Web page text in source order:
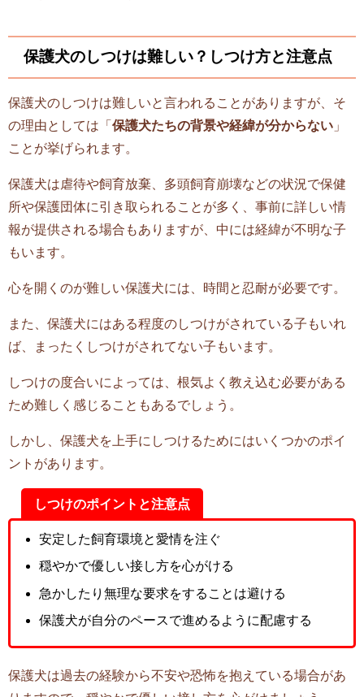
保護犬のしつけは難しい？しつけ方と注意点
保護犬のしつけは難しいと言われることがありますが、そ
の理由としては「 保護犬たちの背景や経緯が分からない 」
ことが挙げられます。
保護犬は虐待や飼育放棄、多頭飼育崩壊などの状況で保健
所や保護団体に引き取られることが多く、事前に詳しい情
報が提供される場合もありますが、中には経緯が不明な子
もいます。
心を開くのが難しい保護犬には、時間と忍耐が必要です。
また、保護犬にはある程度のしつけがされている子もいれ
ば、まったくしつけがされてない子もいます。
しつけの度合いによっては、根気よく教え込む必要がある
ため難しく感じることもあるでしょう。
しかし、保護犬を上手にしつけるためにはいくつかのポイ
ントがあります。
しつけのポイントと注意点
安定した飼育環境と愛情を注ぐ
穏やかで優しい接し方を心がける
急かしたり無理な要求をすることは避ける
保護犬が自分のペースで進めるように配慮する
保護犬は過去の経験から不安や恐怖を抱えている場合があ